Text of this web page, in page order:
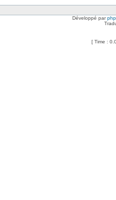
Développé par
[ Time :